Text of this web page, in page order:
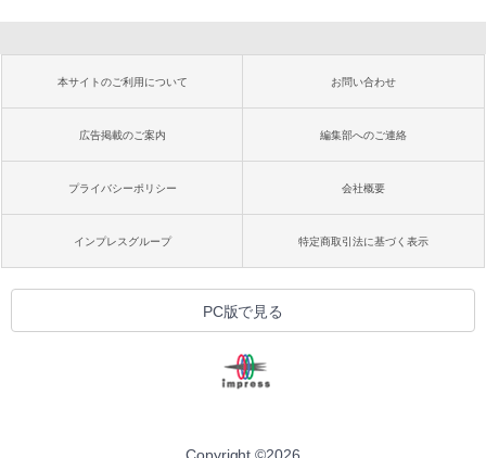
本サイトのご利用について お問い合わせ
広告掲載のご案内 編集部へのご連絡
プライバシーポリシー 会社概要
インプレスグループ 特定商取引法に基づく表示
PC版で見る
Copyright ©2026